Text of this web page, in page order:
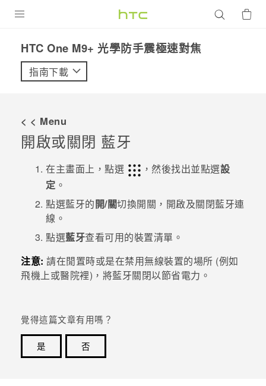
VIVE
優惠專區
焦點訊息
校園專案
企業採購
銷售門市
銷售通路
支援服務
VIVELAND
HTC One M9+ 光學防手震極速對焦‎
指南下載
< < Menu
開啟或關閉 藍牙
在主畫面上，點選 ，然後找出並點選設
定 。
點選藍牙的開/關切換開關，開啟及關閉藍牙連
線。
點選藍牙查看可用的裝置清單。
注意: 請在閒置時或是在禁用無線裝置的場所 (例如
飛機上或醫院裡)，將藍牙關閉以節省電力。
覺得這篇文章有用嗎？
是
否